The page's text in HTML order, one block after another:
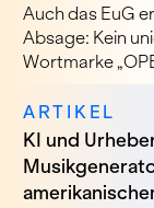
Auch das EuG
Absage: Kein
Wortmarke
ARTIKEL
KI und